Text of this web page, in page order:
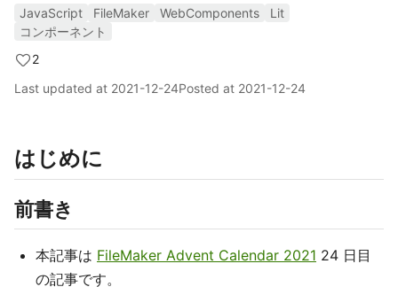
JavaScript FileMaker WebComponents
Lit
コンポーネント
2
Last updated at 2021-12-24Posted at 2021-12-24
はじめに
前書き
本記事は FileMaker Advent Calendar 2021 24 日目
の記事です。